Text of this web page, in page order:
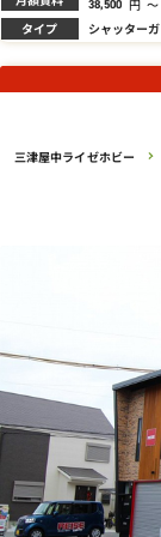
38,500 円 ～
タイプ シャッター
三津屋中ライゼホビー